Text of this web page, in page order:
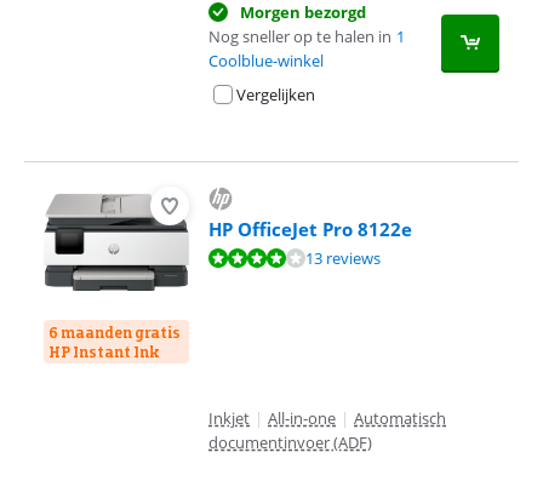
Morgen bezorgd
Nog sneller op te halen in 1
Coolblue-winkel
Vergelijken
6 maanden gratis
HP Instant Ink
HP OfficeJet Pro 8122e
Beoordeling is 8,0 van de 10, gebaseerd op 13 reviews.
13 reviews
Inkjet | All-in-one | Automatisch
documentinvoer (ADF)